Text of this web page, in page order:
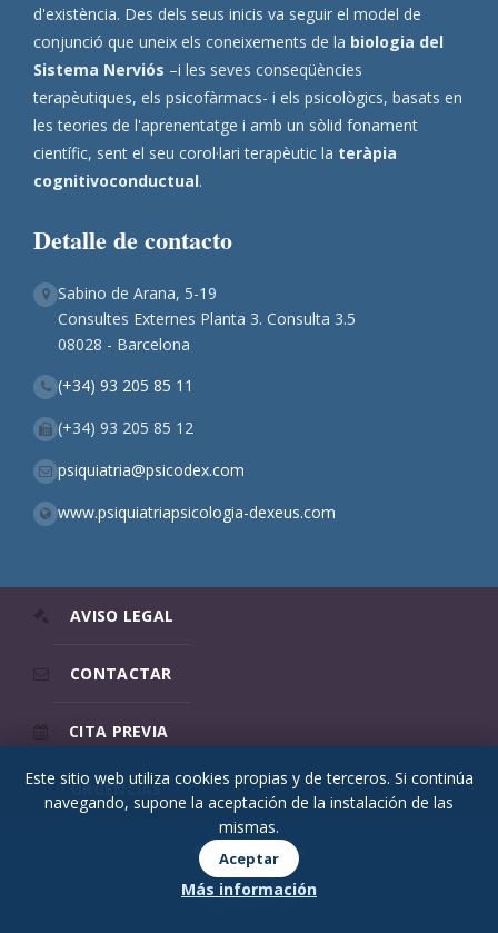
d'existència. Des dels seus inicis va seguir el model de
conjunció que uneix els coneixements de la biologia del
Sistema Nerviós –i les seves conseqüències
terapèutiques, els psicofàrmacs- i els psicològics, basats en
les teories de l'aprenentatge i amb un sòlid fonament
científic, sent el seu corol·lari terapèutic la teràpia
cognitivoconductual.
Detalle de contacto
Sabino de Arana, 5-19
Consultes Externes Planta 3. Consulta 3.5
08028 - Barcelona
(+34) 93 205 85 11
(+34) 93 205 85 12
psiquiatria@psicodex.com
www.psiquiatriapsicologia-dexeus.com
AVISO LEGAL
CONTACTAR
CITA PREVIA
URGENCIAS
© 2026 Psicodex
Este sitio web utiliza cookies propias y de terceros. Si continúa
navegando, supone la aceptación de la instalación de las
mismas.
Aceptar
Más información